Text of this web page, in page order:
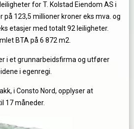
for T. Kolstad Eiendom AS i
på 123,5 millioner kroner eks mva. og
etasjer med totalt 92 leiligheter.
BTA på 6 872 m2.
i et grunnarbeidsfirma og utfører
i egenregi.
i Consto Nord, opplyser at
17 måneder.